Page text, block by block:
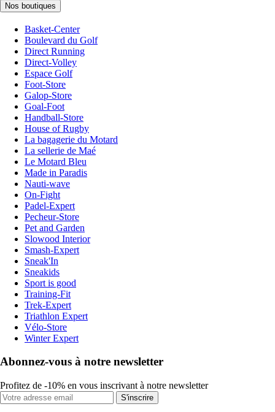
Nos boutiques
Basket-Center
Boulevard du Golf
Direct Running
Direct-Volley
Espace Golf
Foot-Store
Galop-Store
Goal-Foot
Handball-Store
House of Rugby
La bagagerie du Motard
La sellerie de Maé
Le Motard Bleu
Made in Paradis
Nauti-wave
On-Fight
Padel-Expert
Pecheur-Store
Pet and Garden
Slowood Interior
Smash-Expert
Sneak'In
Sneakids
Sport is good
Training-Fit
Trek-Expert
Triathlon Expert
Vélo-Store
Winter Expert
Abonnez-vous à notre newsletter
Profitez de -10% en vous inscrivant à notre newsletter
S'inscrire